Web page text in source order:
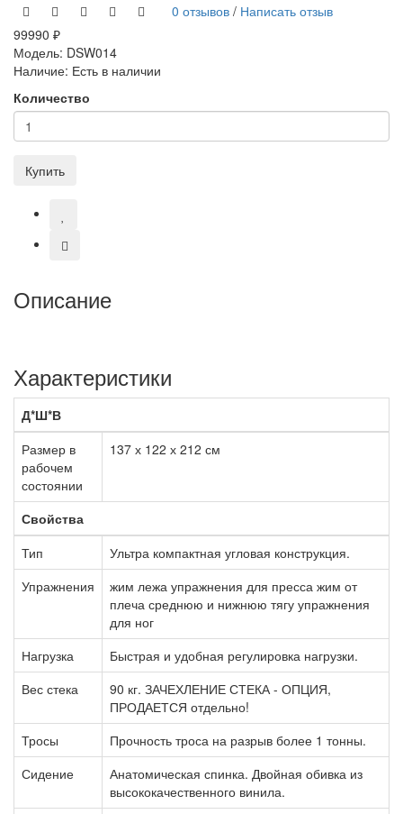
0 отзывов / Написать отзыв
99990 ₽
Модель: DSW014
Наличие: Есть в наличии
Количество
Купить
Описание
Характеристики
Д*Ш*В
Размер в
рабочем
состоянии
137 х 122 х 212 см
Свойства
Тип
Ультра компактная угловая конструкция.
Упражнения
жим лежа упражнения для пресса жим от
плеча среднюю и нижнюю тягу упражнения
для ног
Нагрузка
Быстрая и удобная регулировка нагрузки.
Вес стека
90 кг. ЗАЧЕХЛЕНИЕ СТЕКА - ОПЦИЯ,
ПРОДАЕТСЯ отдельно!
Тросы
Прочность троса на разрыв более 1 тонны.
Сидение
Анатомическая спинка. Двойная обивка из
высококачественного винила.